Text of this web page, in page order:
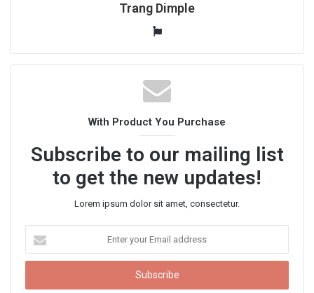
Trang Dimple
W
b
s
i
e
With Product You Purchase
Subscribe to our mailing list
to get the new updates!
Lorem ipsum dolor sit amet, consectetur.
t